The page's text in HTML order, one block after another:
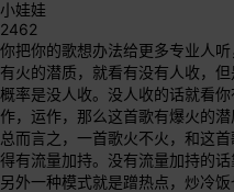
小娃娃
2462
你把你的歌想办法给更多专业人
有火的潜质，就看有没有人收，
概率是没人收。没人收的话就看
作，运作，那么这首歌有爆火的
总而言之，一首歌火不火，和这
得有流量加持。没有流量加持的话
另外一种模式就是蹭热点，炒冷